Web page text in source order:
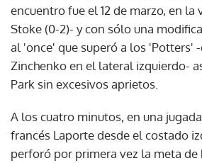
encuentro fue el 12 de marzo, en la
Stoke (0-2)- y con sólo una
al 'once' que superó a los 'Potters'
Zinchenko en el lateral izquierdo-
Park sin excesivos aprietos.
A los cuatro minutos, en una
francés Laporte desde el costado
perforó por primera vez la meta